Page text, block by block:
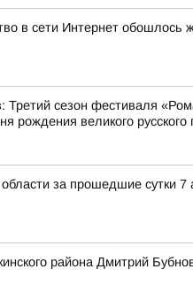
в сети Интернет обошлось
Третий сезон фестиваля
рождения великого
за прошедшие сутки 7
района Дмитрий